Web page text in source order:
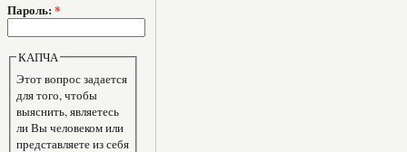
Пароль: *
КАПЧА
Этот вопрос задается
для того, чтобы
выяснить, являетесь
ли Вы человеком или
представляете из себя